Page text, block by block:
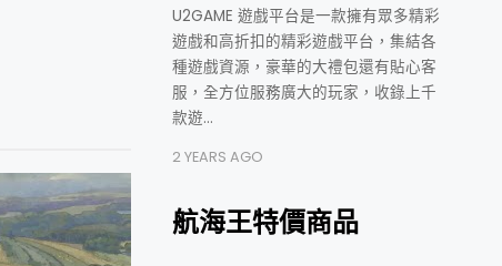
U2GAME 遊戲平台是一款擁有眾多精彩
遊戲和高折扣的精彩遊戲平台，集結各
種遊戲資源，豪華的大禮包還有貼心客
服，全方位服務廣大的玩家，收錄上千
款遊…
2 YEARS AGO
航海王特價商品